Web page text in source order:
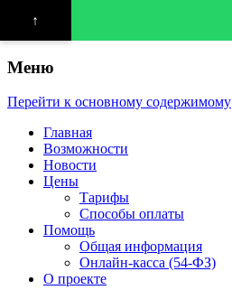
Меню
Перейти к основному содержимому
Главная
Возможности
Новости
Цены
Тарифы
Способы оплаты
Помощь
Общая информация
Онлайн-касса (54-ФЗ)
О проекте
↑